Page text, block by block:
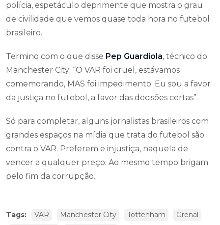
polícia, espetáculo deprimente que mostra o grau
de civilidade que vemos quase toda hora no futebol
brasileiro.
Termino com o que disse Pep Guardiola, técnico do
Manchester City: “O VAR foi cruel, estávamos
comemorando, MAS foi impedimento. Eu sou a favor
da justiça no futebol, a favor das decisões certas”.
Só para completar, alguns jornalistas brasileiros com
grandes espaços na mídia que trata do futebol são
contra o VAR. Preferem e injustiça, naquela de
vencer a qualquer preço. Ao mesmo tempo brigam
pelo fim da corrupção.
Tags: VAR Manchester City Tottenham
Grenal